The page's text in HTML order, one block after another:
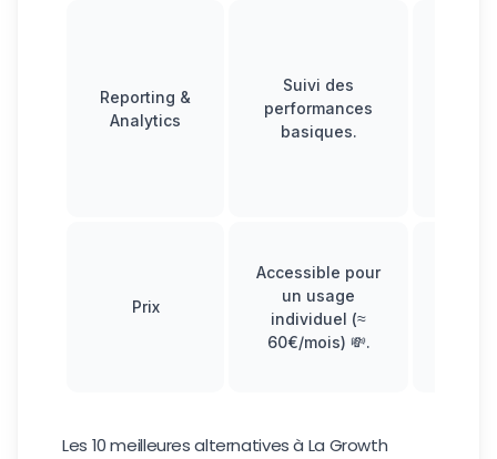
Reporting &
Analytics
Suivi des
performances
basiques.
Prix
Accessible pour
un usage
individuel (≈
60€/mois) 💸.
Les 10 meilleures alternatives à La Growth